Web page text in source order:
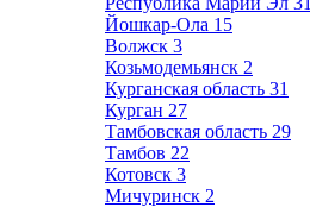
Йошкар-Ола 15
Волжск 3
Козьмодемьянск 2
Курганская область 31
Курган 27
Тамбовская область 29
Тамбов 22
Котовск 3
Мичуринск 2